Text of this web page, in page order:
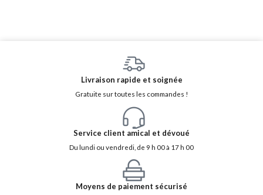
Livraison rapide et soignée
Gratuite sur toutes les commandes !
Service client amical et dévoué
Du lundi ou vendredi, de 9 h 00 à 17 h 00
Moyens de paiement sécurisé